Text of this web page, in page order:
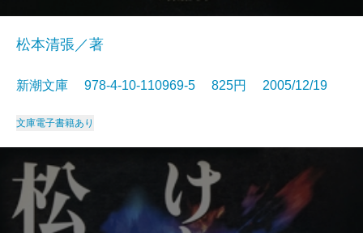
松本清張／著
新潮文庫 978-4-10-110969-5 825円 2005/12/19
文庫電子書籍あり